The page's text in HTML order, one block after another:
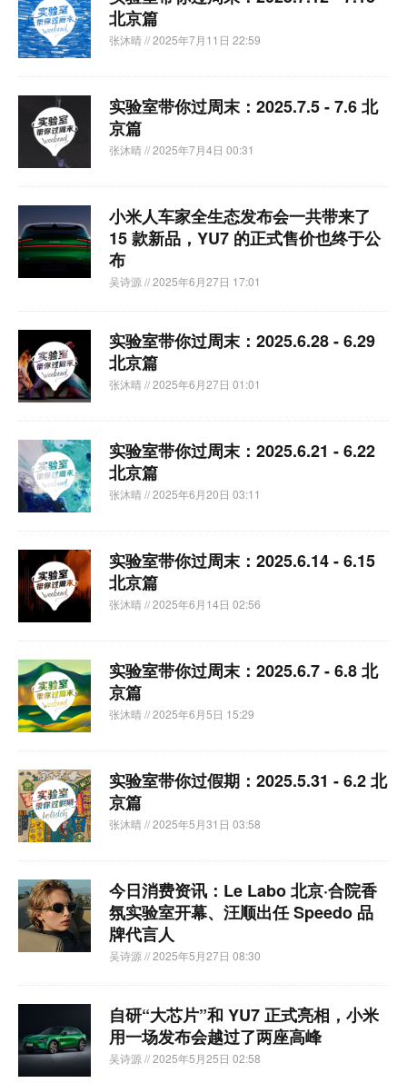
北京篇
张沐晴// 2025年7月11日 22:59
实验室带你过周末：2025.7.5 - 7.6 北
京篇
张沐晴// 2025年7月4日 00:31
小米人车家全生态发布会一共带来了
15 款新品，YU7 的正式售价也终于公
布
吴诗源 // 2025年6月27日 17:01
实验室带你过周末：2025.6.28 - 6.29
北京篇
张沐晴// 2025年6月27日 01:01
实验室带你过周末：2025.6.21 - 6.22
北京篇
张沐晴// 2025年6月20日 03:11
实验室带你过周末：2025.6.14 - 6.15
北京篇
张沐晴// 2025年6月14日 02:56
实验室带你过周末：2025.6.7 - 6.8 北
京篇
张沐晴// 2025年6月5日 15:29
实验室带你过假期：2025.5.31 - 6.2 北
京篇
张沐晴// 2025年5月31日 03:58
今日消费资讯：Le Labo 北京·合院香
氛实验室开幕、汪顺出任 Speedo 品
牌代言人
吴诗源 // 2025年5月27日 08:30
自研“大芯片”和 YU7 正式亮相，小米
用一场发布会越过了两座高峰
吴诗源 // 2025年5月25日 02:58